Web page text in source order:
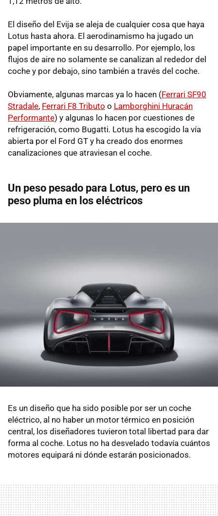
El diseño del Evija se aleja de cualquier cosa que haya
Lotus hasta ahora. El aerodinamismo ha jugado un
papel importante en su desarrollo. Por ejemplo, los
flujos de aire no solamente se canalizan al rededor del
coche y por debajo, sino también a través del coche.
Obviamente, algunas marcas ya lo hacen (Ferrari SF90
Stradale, Ferrari F8 Tributo o Lamborghini Huracán
Performante) y algunas lo hacen por cuestiones de
refrigeración, como Bugatti. Lotus ha escogido la vía
abierta por el Ford GT y ha creado dos enormes
canalizaciones que atraviesan el coche.
Un peso pesado para Lotus, pero es un
peso pluma en los eléctricos
Es un diseño que ha sido posible por ser un coche
eléctrico, al no haber un motor térmico en posición
central, los diseñadores tuvieron total libertad para dar
forma al coche. Lotus no ha desvelado todavía cuántos
motores equipará ni dónde estarán posicionados.